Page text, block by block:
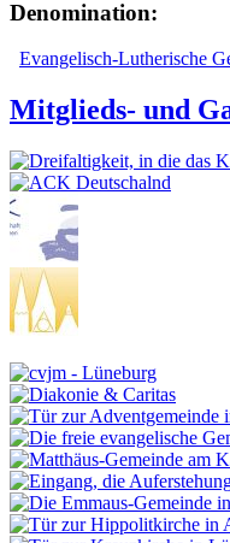
Denomination:
Evangelisch-Lutherische
Mitglieds- und